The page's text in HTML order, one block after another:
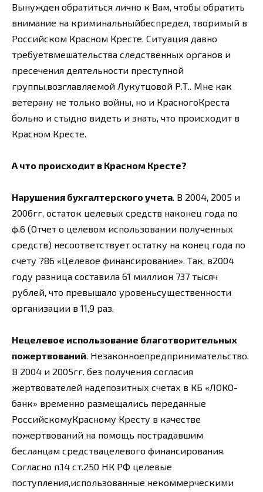
Вынужден обратиться лично к Вам, чтобы обратить
внимание на криминальныйбеспредел, творимый в
Российском Красном Кресте. Ситуация давно
требуетвмешательства следственных органов и
пресечения деятельности преступной
группы,возглавляемой Лукутцовой Р.Т.. Мне как
ветерану не только войны, но и КрасногоКреста
больно и стыдно видеть и знать, что происходит в
Красном Кресте.
А что происходит в Красном Кресте?
Нарушения бухгалтерского учета. В 2004, 2005 и
2006гг, остаток целевых средств наконец года по
ф.6 (Отчет о целевом использовании полученных
средств) несоответствует остатку на конец года по
счету ?86 «Целевое финансирование». Так, в2004
году разница составила 61 миллион 737 тысяч
рублей, что превышало уровеньсущественности
организации в 11,9 раз.
Нецелевое использование благотворительных
пожертвований. Незаконноепредпринимательство.
В 2004 и 2005гг. без получения согласия
жертвователей надепозитных счетах в КБ «ЛОКО-
банк» временно размещались переданные
РоссийскомуКрасному Кресту в качестве
пожертвований на помощь пострадавшим
бесланцам средствацелевого финансирования.
Согласно п.14 ст.250 НК РФ целевые
поступления,использованные некоммерческими